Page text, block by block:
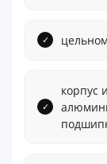
корпус